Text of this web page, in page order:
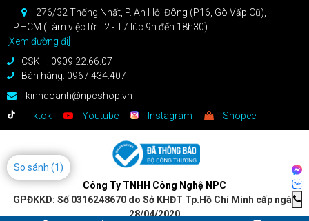
276/32 Thống Nhất, P. An Hội Đông (P16, Gò Vấp Cũ),
TP.HCM (Làm việc từ T2 - T7 lúc 9h đến 18h30)
[Xem đường đi]
CSKH: 0909.22.66.07
Bán hàng: 0967.434.407
kinhdoanh@npcshop.vn
Tiktok
Youtube Instagram Shopee
Công Ty TNHH Công Nghệ NPC
GPĐKKD: Số 0316248670 do Sở KHĐT Tp.Hồ Chí Minh cấp ngày
28/04/2020
So sánh (1)